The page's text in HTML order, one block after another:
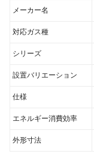
メーカー名
対応ガス種
シリーズ
設置バリエーション
仕様
エネルギー消費効率
外形寸法